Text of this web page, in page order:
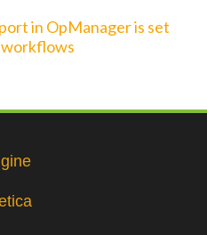
in OpManager is set